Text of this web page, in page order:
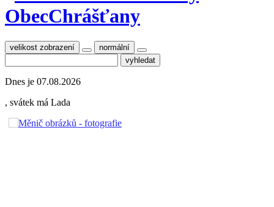
ObecChrášťany
velikost zobrazení normální
Dnes je 07.08.2026
, svátek má Lada